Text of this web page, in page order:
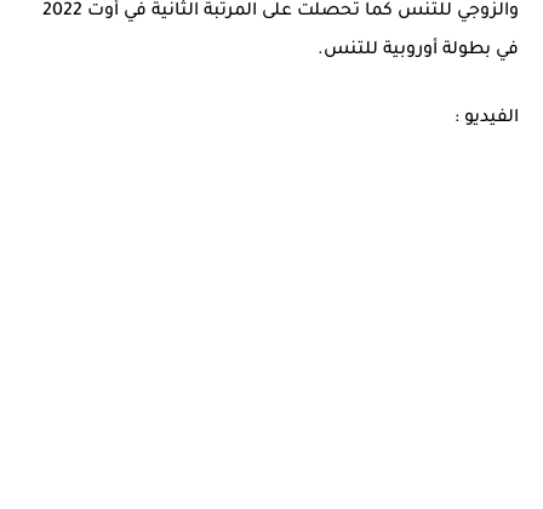
والزوجي للتنس كما تحصلت على المرتبة الثانية في أوت 2022
في بطولة أوروبية للتنس.
الفيديو :